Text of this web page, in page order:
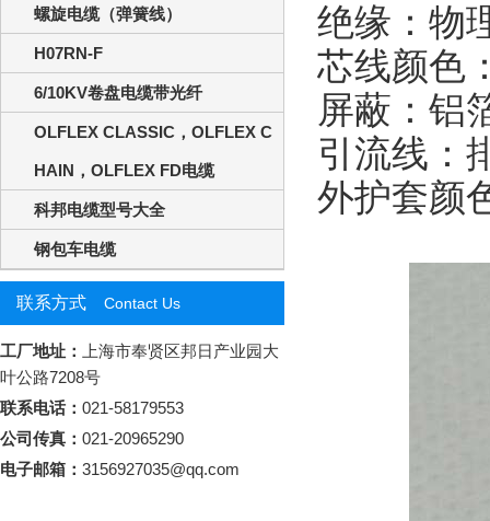
螺旋电缆（弹簧线）
H07RN-F
6/10KV卷盘电缆带光纤
OLFLEX CLASSIC，OLFLEX C
HAIN，OLFLEX FD电缆
科邦电缆型号大全
钢包车电缆
联系方式 Contact Us
工厂地址：
上海市奉贤区邦日产业园大
叶公路7208号
联系电话： 021-58179553
公司传真： 021-20965290
电子邮箱： 3156927035@qq.com
绝缘：物
芯线颜色
屏蔽：铝
引流线：
外护套颜